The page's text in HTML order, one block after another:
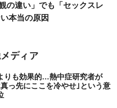
の違い」でも「セックスレ
本当の原因
りも効果的…熱中症研究者が
っ先にここを冷やせ｣という意